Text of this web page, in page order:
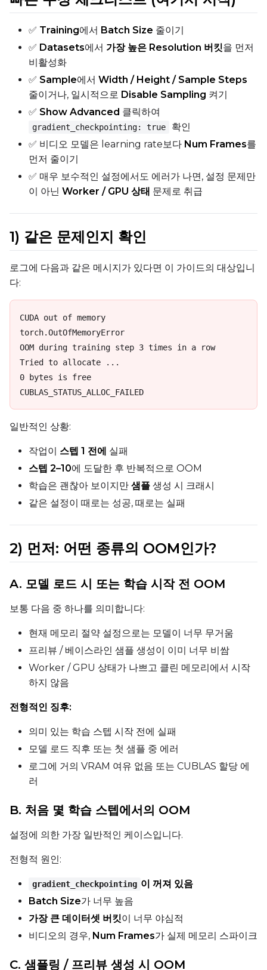
✅ Training에서 Batch Size 줄이기
✅ Datasets에서 가장 높은 Resolution 버킷을 먼저
비활성화
✅ Sample에서 Width / Height / Sample Steps
줄이거나, 일시적으로 Disable Sampling 켜기
✅ Show Advanced 클릭하여
gradient_checkpointing: true
확인
✅ 비디오 모델은 learning rate보다 Num Frames를
먼저 줄이기
✅ 매우 보수적인 설정에서도 에러가 나면, 설정 문제만
이 아닌 Worker / GPU 상태 문제로 취급
1) 같은 문제인지 확인
로그에 다음과 같은 메시지가 있다면 이 가이드의 대상입니
다:
CUDA out of memory
torch.OutOfMemoryError
OOM during training step 3 times in a row
Tried to allocate ...
0 bytes is free
CUBLAS_STATUS_ALLOC_FAILED
일반적인 상황:
작업이 스텝 1 전에 실패
스텝 2–10에 도달한 후 반복적으로 OOM
학습은 괜찮아 보이지만 샘플 생성 시 크래시
같은 설정이 때로는 성공, 때로는 실패
2) 먼저: 어떤 종류의 OOM인가?
A. 모델 로드 시 또는 학습 시작 전 OOM
보통 다음 중 하나를 의미합니다:
현재 메모리 절약 설정으로는 모델이 너무 무거움
프리뷰 / 베이스라인 샘플 생성이 이미 너무 비쌈
Worker / GPU 상태가 나쁘고 클린 메모리에서 시작
하지 않음
전형적인 징후:
의미 있는 학습 스텝 시작 전에 실패
모델 로드 직후 또는 첫 샘플 중 에러
로그에 거의 VRAM 여유 없음 또는 CUBLAS 할당 에
러
B. 처음 몇 학습 스텝에서의 OOM
설정에 의한 가장 일반적인 케이스입니다.
전형적 원인:
gradient_checkpointing 이 꺼져 있음
Batch Size가 너무 높음
가장 큰 데이터셋 버킷이 너무 야심적
비디오의 경우, Num Frames가 실제 메모리 스파이크
C. 샘플링 / 프리뷰 생성 시 OOM